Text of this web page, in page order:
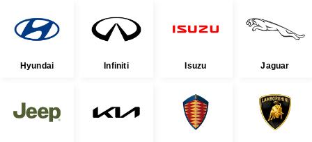
Hyundai Infiniti Isuzu Jaguar